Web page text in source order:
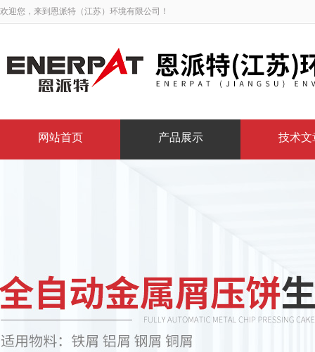
欢迎您，来到恩派特（江苏）环境有限公司！
网站首页 产品展示 技术文